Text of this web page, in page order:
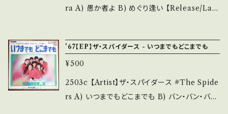
■■ をご覧ください。 https://onbankutsu.th
cord：B/A- (国内盤) *ジャケ裏黄しみ ____
麗・キズ等も無く、痛みも薄い B・多少痛み・キズ
など見られる C・痛み多・キズ多く痛み多 *その
他、+ - で補足しています。 *中古という事をご理
解して頂ける方のご購入をお願い致します。 Ple
ra A) 愚か者よ B) めぐり逢い 【Release/Lab
原健一、作曲：速水清司 参考視聴: https://you
tu.be/xswOAsxDUtE?si=uOS6sX_krKuN
Lnxk 【Condition】 Jacket/Record：B/A-
(国内盤) *ジャケしわ _______________
'67【EP】ザ・スパイダース - いつまでもどこまでも
¥500
2503c 【Artist】ザ・スパイダース #The Spide
rs A) いつまでもどこまでも B) バン・バン・バン